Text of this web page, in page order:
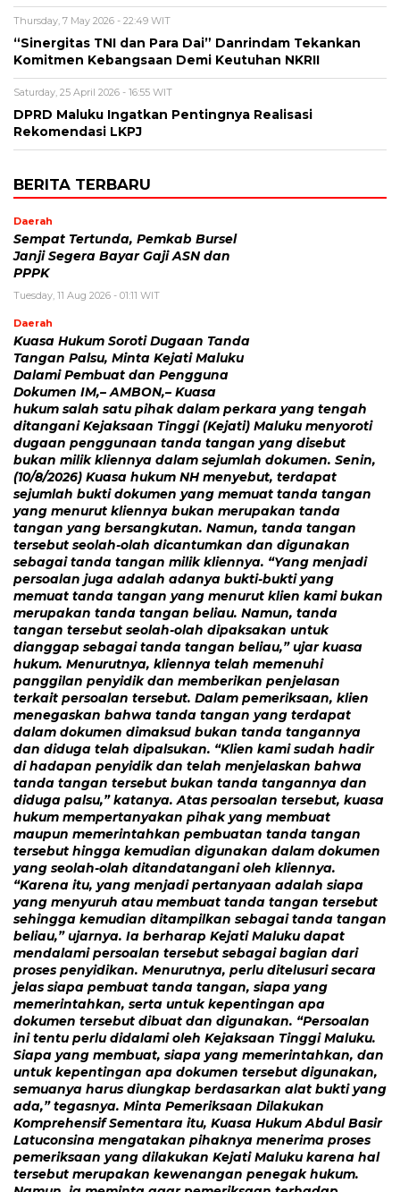
Thursday, 7 May 2026 - 22:49 WIT
“Sinergitas TNI dan Para Dai” Danrindam Tekankan
Komitmen Kebangsaan Demi Keutuhan NKRII ‎
Saturday, 25 April 2026 - 16:55 WIT
DPRD Maluku Ingatkan Pentingnya Realisasi
Rekomendasi LKPJ
BERITA TERBARU
Daerah
Sempat Tertunda, Pemkab Bursel
Janji Segera Bayar Gaji ASN dan
PPPK
Tuesday, 11 Aug 2026 - 01:11 WIT
Daerah
Kuasa Hukum Soroti Dugaan Tanda
Tangan Palsu, Minta Kejati Maluku
Dalami Pembuat dan Pengguna
Dokumen IM,– AMBON,– Kuasa
hukum salah satu pihak dalam perkara yang tengah
ditangani Kejaksaan Tinggi (Kejati) Maluku menyoroti
dugaan penggunaan tanda tangan yang disebut
bukan milik kliennya dalam sejumlah dokumen. Senin,
(10/8/2026) Kuasa hukum NH menyebut, terdapat
sejumlah bukti dokumen yang memuat tanda tangan
yang menurut kliennya bukan merupakan tanda
tangan yang bersangkutan. Namun, tanda tangan
tersebut seolah-olah dicantumkan dan digunakan
sebagai tanda tangan milik kliennya. “Yang menjadi
persoalan juga adalah adanya bukti-bukti yang
memuat tanda tangan yang menurut klien kami bukan
merupakan tanda tangan beliau. Namun, tanda
tangan tersebut seolah-olah dipaksakan untuk
dianggap sebagai tanda tangan beliau,” ujar kuasa
hukum. Menurutnya, kliennya telah memenuhi
panggilan penyidik dan memberikan penjelasan
terkait persoalan tersebut. Dalam pemeriksaan, klien
menegaskan bahwa tanda tangan yang terdapat
dalam dokumen dimaksud bukan tanda tangannya
dan diduga telah dipalsukan. “Klien kami sudah hadir
di hadapan penyidik dan telah menjelaskan bahwa
tanda tangan tersebut bukan tanda tangannya dan
diduga palsu,” katanya. Atas persoalan tersebut, kuasa
hukum mempertanyakan pihak yang membuat
maupun memerintahkan pembuatan tanda tangan
tersebut hingga kemudian digunakan dalam dokumen
yang seolah-olah ditandatangani oleh kliennya.
“Karena itu, yang menjadi pertanyaan adalah siapa
yang menyuruh atau membuat tanda tangan tersebut
sehingga kemudian ditampilkan sebagai tanda tangan
beliau,” ujarnya. Ia berharap Kejati Maluku dapat
mendalami persoalan tersebut sebagai bagian dari
proses penyidikan. Menurutnya, perlu ditelusuri secara
jelas siapa pembuat tanda tangan, siapa yang
memerintahkan, serta untuk kepentingan apa
dokumen tersebut dibuat dan digunakan. “Persoalan
ini tentu perlu didalami oleh Kejaksaan Tinggi Maluku.
Siapa yang membuat, siapa yang memerintahkan, dan
untuk kepentingan apa dokumen tersebut digunakan,
semuanya harus diungkap berdasarkan alat bukti yang
ada,” tegasnya. Minta Pemeriksaan Dilakukan
Komprehensif Sementara itu, Kuasa Hukum Abdul Basir
Latuconsina mengatakan pihaknya menerima proses
pemeriksaan yang dilakukan Kejati Maluku karena hal
tersebut merupakan kewenangan penegak hukum.